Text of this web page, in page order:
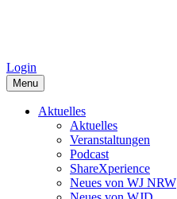
Login
Menu
Aktuelles
Aktuelles
Veranstaltungen
Podcast
ShareXperience
Neues von WJ NRW